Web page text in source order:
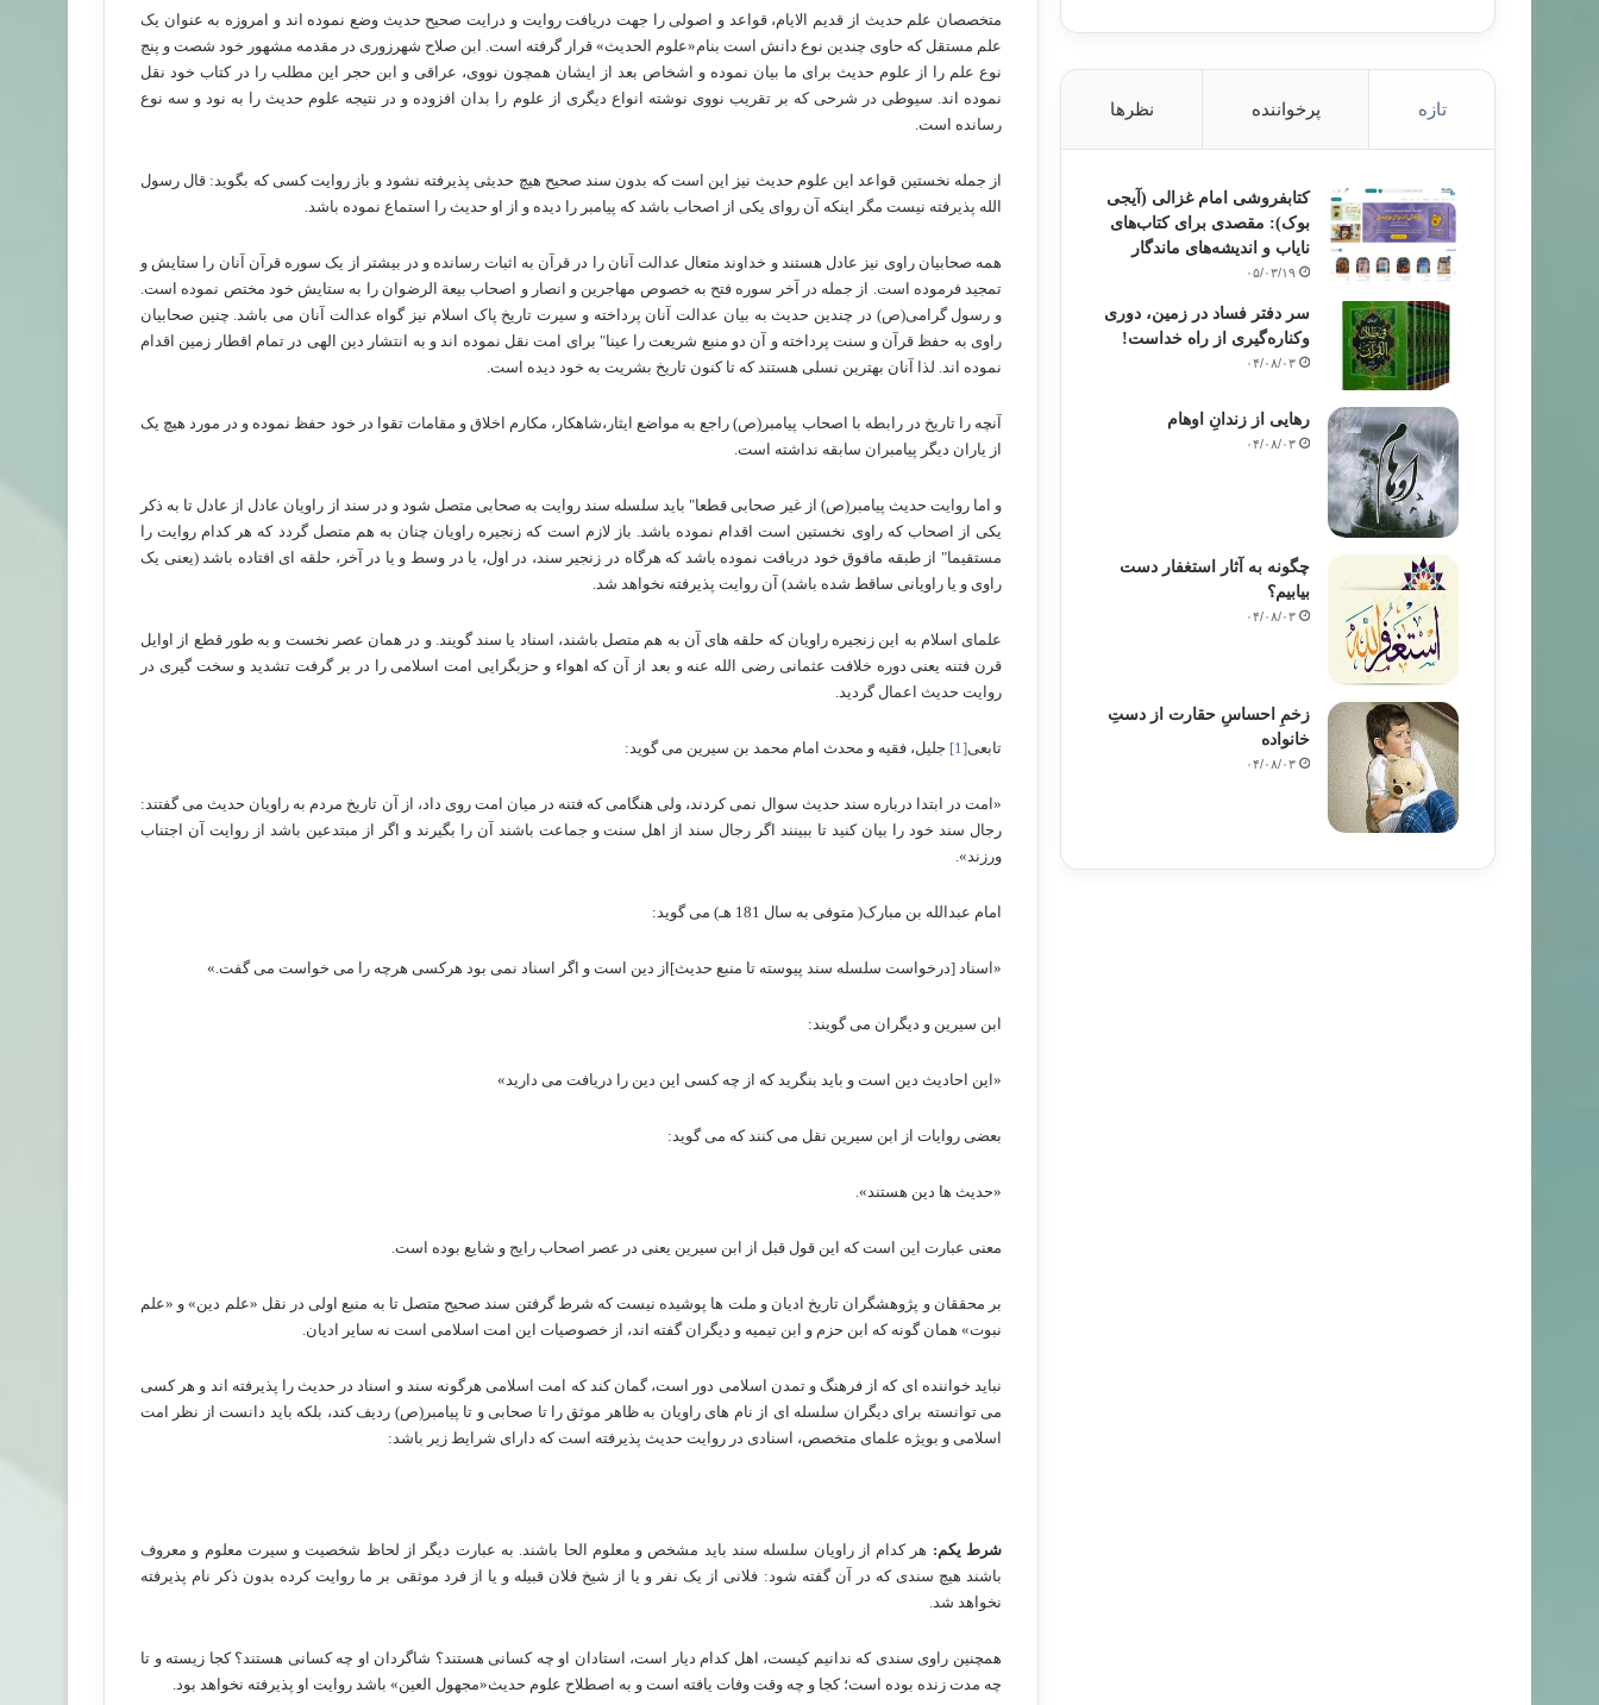
متخصصان علم حدیث از قدیم الایام، قواعد و اصولی را جهت دریافت روایت و درایت صحیح حدیث وضع نموده اند و امروزه به عنوان یک
علم مستقل که حاوی چندین نوع دانش است بنام«علوم الحدیث» قرار گرفته است. ابن صلاح شهرزوری در مقدمه مشهور خود شصت و پنج
نوع علم را از علوم حدیث برای ما بیان نموده و اشخاص بعد از ایشان همچون نووی، عراقی و ابن حجر این مطلب را در کتاب خود نقل
نموده اند. سیوطی در شرحی که بر تقریب نووی نوشته انواع دیگری از علوم را بدان افزوده و در نتیجه علوم حدیث را به نود و سه نوع
رسانده است.
از جمله نخستین قواعد این علوم حدیث نیز این است که بدون سند صحیح هیچ حدیثی پذیرفته نشود و باز روایت کسی که بگوید: قال رسول
الله پذیرفته نیست مگر اینکه آن روای یکی از اصحاب باشد که پیامبر را دیده و از او حدیث را استماع نموده باشد.
همه صحابیان راوی نیز عادل هستند و خداوند متعال عدالت آنان را در قرآن به اثبات رسانده و در بیشتر از یک سوره قرآن آنان را ستایش و
تمجید فرموده است. از جمله در آخر سوره فتح به خصوص مهاجرین و انصار و اصحاب بیعة الرضوان را به ستایش خود مختص نموده است.
و رسول گرامی(ص) در چندین حدیث به بیان عدالت آنان پرداخته و سیرت تاریخ پاک اسلام نیز گواه عدالت آنان می باشد. چنین صحابیان
راوی به حفظ قرآن و سنت پرداخته و آن دو منبع شریعت را عینا" برای امت نقل نموده اند و به انتشار دین الهی در تمام اقطار زمین اقدام
نموده اند. لذا آنان بهترین نسلی هستند که تا کنون تاریخ بشریت به خود دیده است.
آنچه را تاریخ در رابطه با اصحاب پیامبر(ص) راجع به مواضع ایثار،شاهکار، مکارم اخلاق و مقامات تقوا در خود حفظ نموده و در مورد هیچ یک
از یاران دیگر پیامبران سابقه نداشته است.
و اما روایت حدیث پیامبر(ص) از غیر صحابی قطعا" باید سلسله سند روایت به صحابی متصل شود و در سند از راویان عادل از عادل تا به ذکر
یکی از اصحاب که راوی نخستین است اقدام نموده باشد. باز لازم است که زنجیره راویان چنان به هم متصل گردد که هر کدام روایت را
مستقیما" از طبقه مافوق خود دریافت نموده باشد که هرگاه در زنجیر سند، در اول، یا در وسط و یا در آخر، حلقه ای افتاده باشد (یعنی یک
راوی و یا راویانی ساقط شده باشد) آن روایت پذیرفته نخواهد شد.
علمای اسلام به این زنجیره راویان که حلقه های آن به هم متصل باشند، اسناد یا سند گویند. و در همان عصر نخست و به طور قطع از اوایل
قرن فتنه یعنی دوره خلافت عثمانی رضی الله عنه و بعد از آن که اهواء و حزبگرایی امت اسلامی را در بر گرفت تشدید و سخت گیری در
روایت حدیث اعمال گردید.
تابعی[1] جلیل، فقیه و محدث امام محمد بن سیرین می گوید:
«امت در ابتدا درباره سند حدیث سوال نمی کردند، ولی هنگامی که فتنه در میان امت روی داد، از آن تاریخ مردم به راویان حدیث می گفتند:
رجال سند خود را بیان کنید تا ببینند اگر رجال سند از اهل سنت و جماعت باشند آن را بگیرند و اگر از مبتدعین باشد از روایت آن اجتناب
ورزند».
امام عبدالله بن مبارک( متوفی به سال 181 هـ) می گوید:
«اسناد [درخواست سلسله سند پیوسته تا منبع حدیث]از دین است و اگر اسناد نمی بود هرکسی هرچه را می خواست می گفت.»
ابن سیرین و دیگران می گویند:
«این احادیث دین است و باید بنگرید که از چه کسی این دین را دریافت می دارید»
بعضی روایات از ابن سیرین نقل می کنند که می گوید:
«حدیث ها دین هستند».
معنی عبارت این است که این قول قبل از ابن سیرین یعنی در عصر اصحاب رایج و شایع بوده است.
بر محققان و پژوهشگران تاریخ ادیان و ملت ها پوشیده نیست که شرط گرفتن سند صحیح متصل تا به منبع اولی در نقل «علم دین» و «علم
نبوت» همان گونه که ابن حزم و ابن تیمیه و دیگران گفته اند، از خصوصیات این امت اسلامی است نه سایر ادیان.
نباید خواننده ای که از فرهنگ و تمدن اسلامی دور است، گمان کند که امت اسلامی هرگونه سند و اسناد در حدیث را پذیرفته اند و هر کسی
می توانسته برای دیگران سلسله ای از نام های راویان به ظاهر موثق را تا صحابی و تا پیامبر(ص) ردیف کند، بلکه باید دانست از نظر امت
اسلامی و بویژه علمای متخصص، اسنادی در روایت حدیث پذیرفته است که دارای شرایط زیر باشد:
شرط یکم: هر کدام از راویان سلسله سند باید مشخص و معلوم الحا باشند. به عبارت دیگر از لحاظ شخصیت و سیرت معلوم و معروف
باشند هیچ سندی که در آن گفته شود: فلانی از یک نفر و یا از شیخ فلان قبیله و یا از فرد موثقی بر ما روایت کرده بدون ذکر نام پذیرفته
نخواهد شد.
همچنین راوی سندی که ندانیم کیست، اهل کدام دیار است، استادان او چه کسانی هستند؟ شاگردان او چه کسانی هستند؟ کجا زیسته و تا
چه مدت زنده بوده است؛ کجا و چه وقت وفات یافته است و به اصطلاح علوم حدیث«مجهول العین» باشد روایت او پذیرفته نخواهد بود.
تازه پرخواننده نظرها
کتابفروشی امام غزالی (آیجی
بوک): مقصدی برای کتاب‌های
نایاب و اندیشه‌های ماندگار
۰۵/۰۳/۱۹
سر دفتر فساد در زمین‌، دوری
وکناره‌گیری از راه خداست‌!
۰۴/۰۸/۰۳
رهایی از زندانِ اوهام
۰۴/۰۸/۰۳
چگونه به آثار استغفار دست
بیابیم؟
۰۴/۰۸/۰۳
زخمِ احساسِ حقارت از دستِ
خانواده
۰۴/۰۸/۰۳